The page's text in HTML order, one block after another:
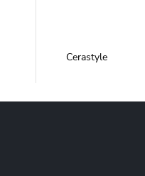
Cerastyle